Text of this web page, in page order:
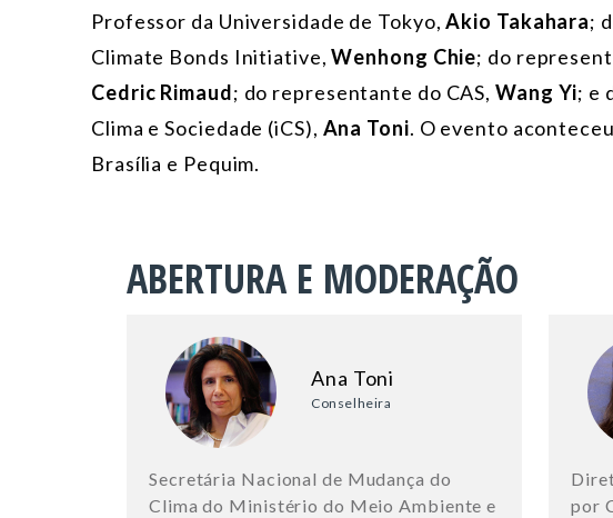
Professor da Universidade de Tokyo,Akio Takahara;
Climate Bonds Initiative,Wenhong Chie; do
Cedric Rimaud; do representante do CAS, Wang Yi; e
Clima e Sociedade (iCS), Ana Toni. O evento
Brasília e Pequim.
ABERTURA E MODERAÇÃO
Ana Toni
Conselheira
Secretária Nacional de Mudança do
Clima do Ministério do Meio Ambiente e
por